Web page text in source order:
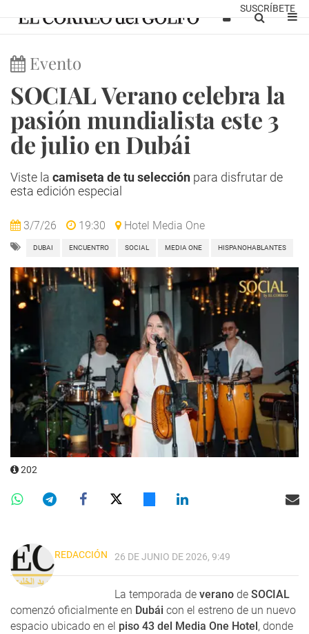
SUSCRÍBETE
Evento
SOCIAL Verano celebra la
pasión mundialista este 3
de julio en Dubái
Viste la camiseta de tu selección para disfrutar de
esta edición especial
3/7/26 19:30 Hotel Media One
DUBAI ENCUENTRO SOCIAL MEDIA ONE HISPANOHABLANTES
202
REDACCIÓN 26 DE JUNIO DE 2026, 9:49
La temporada de verano de SOCIAL
comenzó oficialmente en Dubái con el estreno de un nuevo
espacio ubicado en el piso 43 del Media One Hotel , donde